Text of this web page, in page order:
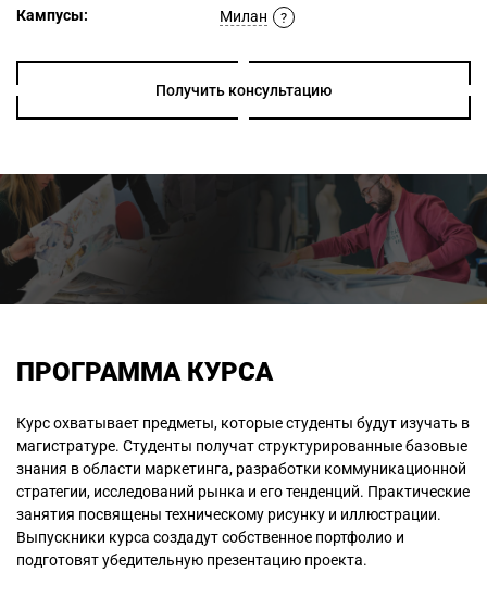
Кампусы:
Милан ?
Получить консультацию
ПРОГРАММА КУРСА
Курс охватывает предметы, которые студенты будут изучать в
магистратуре. Студенты получат структурированные базовые
знания в области маркетинга, разработки коммуникационной
стратегии, исследований рынка и его тенденций. Практические
занятия посвящены техническому рисунку и иллюстрации.
Выпускники курса создадут собственное портфолио и
подготовят убедительную презентацию проекта.